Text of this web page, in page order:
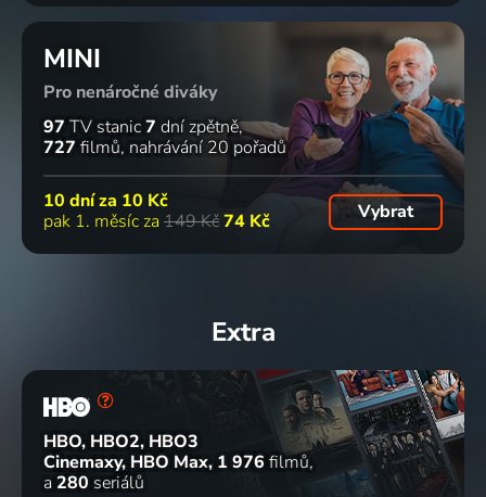
MINI
Pro nenáročné diváky
97 TV stanic7 dní zpětně
727 filmů nahrávání 20 pořadů
10 dní za 10 Kč
pak 1. měsíc za 149 Kč74 Kč Vybrat
Extra
HBO, HBO2, HBO3
Cinemaxy, HBO Max 1 976 filmů
a 280 seriálů